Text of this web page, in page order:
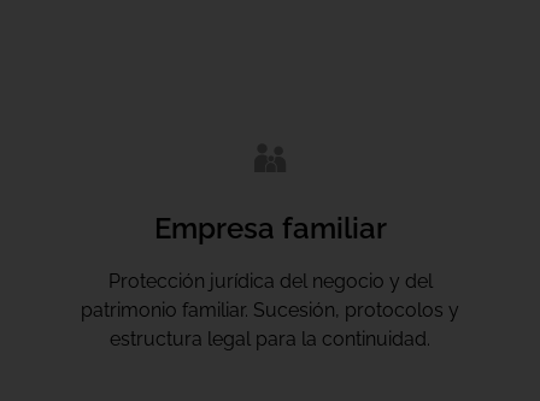
Empresa familiar
Protección jurídica del negocio y del
patrimonio familiar. Sucesión, protocolos y
estructura legal para la continuidad.